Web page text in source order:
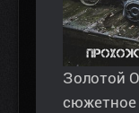
Золотой
сюжетное